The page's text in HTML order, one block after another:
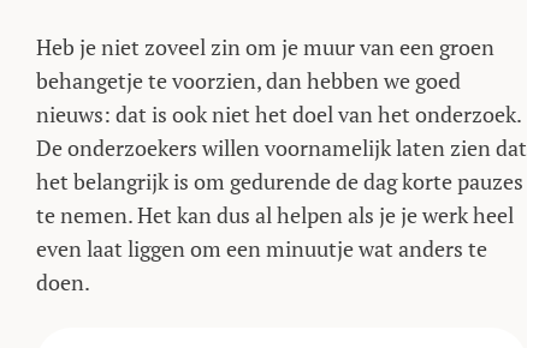
Heb je niet zoveel zin om je muur van een groen
behangetje te voorzien, dan hebben we goed
nieuws: dat is ook niet het doel van het onderzoek.
De onderzoekers willen voornamelijk laten zien dat
het belangrijk is om gedurende de dag korte pauzes
te nemen. Het kan dus al helpen als je je werk heel
even laat liggen om een minuutje wat anders te
doen.